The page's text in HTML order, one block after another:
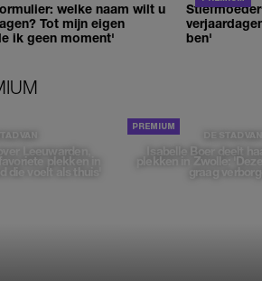
welke naam wilt u
Tot mijn eigen
ik geen moment'
ben'
VAN
Leeuwarden,
plekken in
die voelt als thuis'
DE STAD VAN
Isabelle Boer deelt
plekken in Zwolle:
graag